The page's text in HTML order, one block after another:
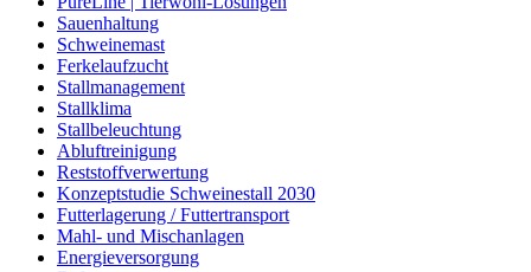
Sauenhaltung
Schweinemast
Ferkelaufzucht
Stallmanagement
Stallklima
Stallbeleuchtung
Abluftreinigung
Reststoffverwertung
Konzeptstudie Schweinestall 2030
Futterlagerung / Futtertransport
Mahl- und Mischanlagen
Energieversorgung